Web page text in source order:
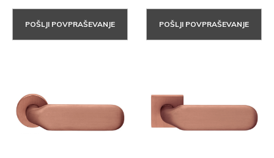
POŠLJI POVPRAŠEVANJE POŠLJI POVPRAŠEVANJE